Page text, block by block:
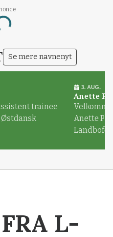
Se mere navnenyt
trainee
Østdansk
3. AUG.
Anette
Anette
L-